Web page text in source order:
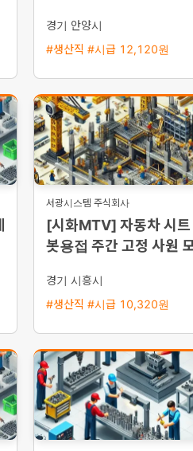
경기 안양시
#생산직 #시급 12,120원
서광시스템 주식회사
[시화MTV] 자동차 시트
봇용접 주간 고정 사원
경기 시흥시
#생산직 #시급 10,320원